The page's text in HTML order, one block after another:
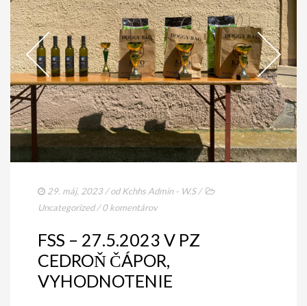
29. máj. 2023/ odKchhs Admin - W.S/
Uncategorized/0 komentárov
FSS – 27.5.2023 V PZ
CEDROŇ ČÁPOR,
VYHODNOTENIE